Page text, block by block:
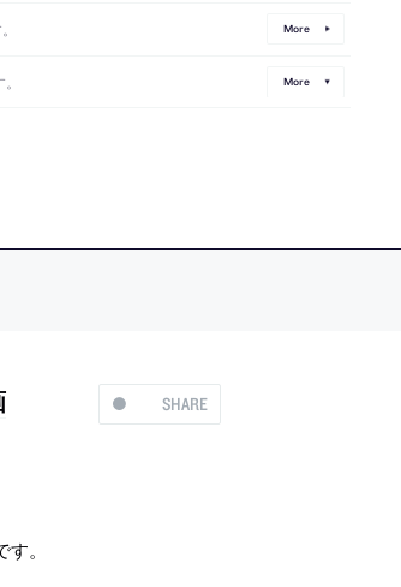
More
More
SHARE
。